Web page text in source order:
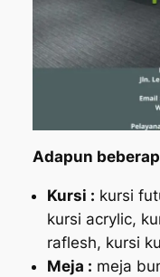
Adapun
Kursi : kursi
kursi acrylic,
raflesh, kursi
Meja : meja